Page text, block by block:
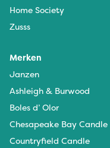
Home Society
Zusss
Merken
Janzen
Ashleigh & Burwood
Boles d’ Olor
Chesapeake Bay Candle
Countryfield Candle